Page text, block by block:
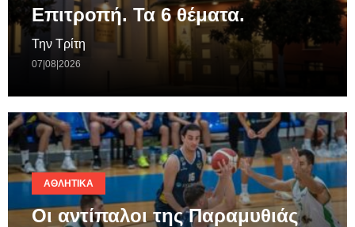
Επιτροπή. Τα 6 θέματα.
Την Τρίτη
07|08|2026
ΑΘΛΗΤΙΚΆ
Οι αντίπαλοι της Παραμυθιάς